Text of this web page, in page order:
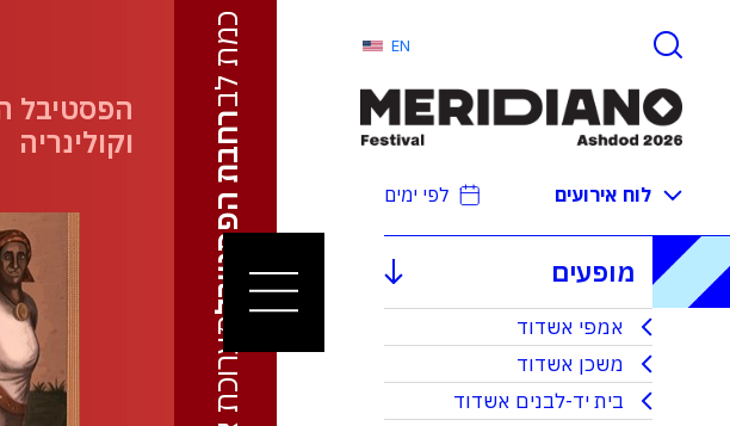
רחבת הפסטיבל
EN
לוח אירועים לפי ימים
מופעים
אמפי אשדוד
משכן אשדוד
בית יד-לבנים אשדוד
הפסטיבל
וקולינריה